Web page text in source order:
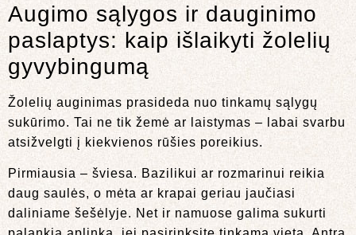
Augimo sąlygos ir dauginimo
paslaptys: kaip išlaikyti žolelių
gyvybingumą
Žolelių auginimas prasideda nuo tinkamų sąlygų
sukūrimo. Tai ne tik žemė ar laistymas – labai svarbu
atsižvelgti į kiekvienos rūšies poreikius.
Pirmiausia – šviesa. Bazilikui ar rozmarinui reikia
daug saulės, o mėta ar krapai geriau jaučiasi
daliniame šešėlyje. Net ir namuose galima sukurti